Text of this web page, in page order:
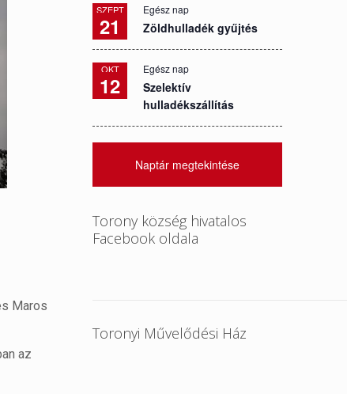
Maros
az
SZEPT
21
Egész nap
Zöldhulladék gyűjtés
OKT
12
Egész nap
Szelektív
hulladékszállítás
Naptár megtekintése
Torony község hivatalos
Facebook oldala
Toronyi Művelődési Ház